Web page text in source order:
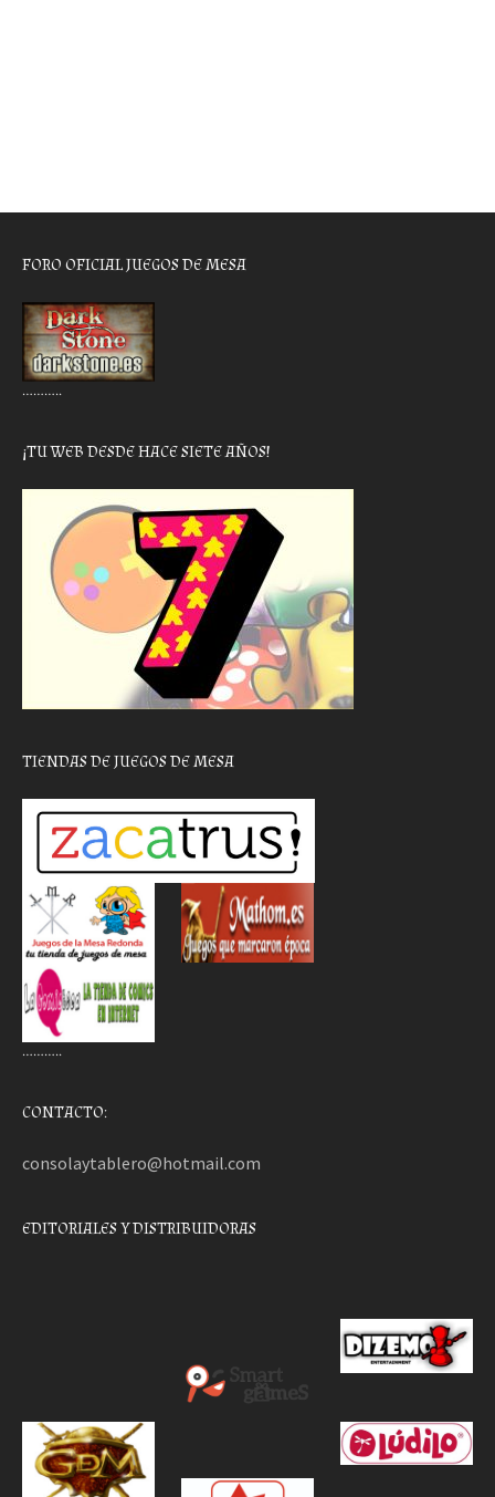
FORO OFICIAL JUEGOS DE MESA
………..
¡TU WEB DESDE HACE SIETE AÑOS!
TIENDAS DE JUEGOS DE MESA
………..
CONTACTO:
consolaytablero@hotmail.com
EDITORIALES Y DISTRIBUIDORAS